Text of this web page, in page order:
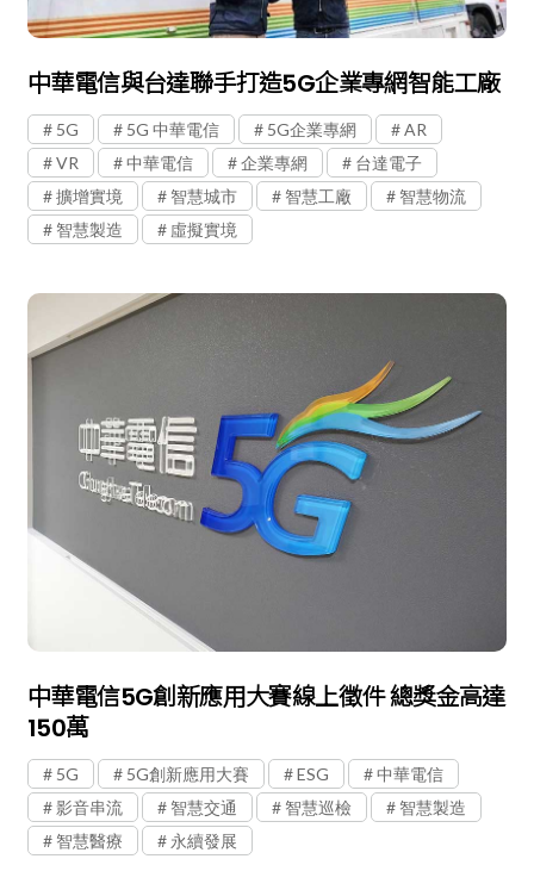
中華電信與台達聯手打造5G企業專網智能工廠
5G 5G 中華電信 5G企業專網
AR
VR
中華電信 企業專網
台達電子
擴增實境
智慧城市 智慧工廠
智慧物流
智慧製造
虛擬實境
中華電信5G創新應用大賽線上徵件 總獎金高達
150萬
5G 5G創新應用大賽 ESG
中華電信
影音串流
智慧交通 智慧巡檢
智慧製造
智慧醫療
永續發展